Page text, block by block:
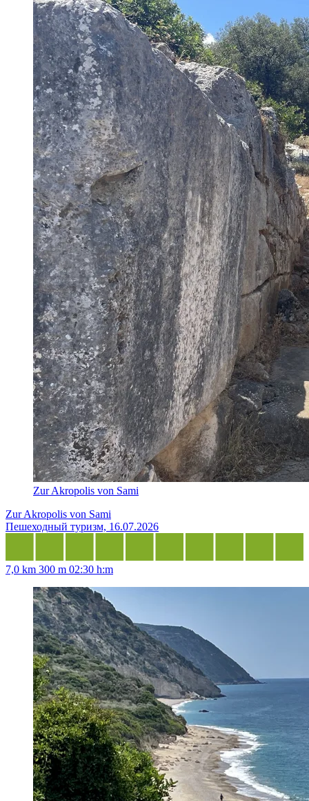
Zur Akropolis von Sami
Zur Akropolis von Sami
Пешеходный туризм, 16.07.2026
7,0 km 300 m 02:30 h:m